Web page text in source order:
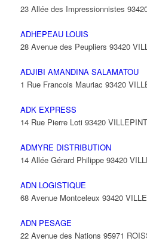
23 Allée des Impressionnistes
ADHEPEAU LOUIS
28 Avenue des Peupliers 93420
ADJIBI AMANDINA SALAMATOU
1 Rue Francois Mauriac 93420
ADK EXPRESS
14 Rue Pierre Loti 93420
ADMYRE DISTRIBUTION
14 Allée Gérard Philippe 93420
ADN LOGISTIQUE
68 Avenue Montceleux 93420
ADN PESAGE
22 Avenue des Nations 95971